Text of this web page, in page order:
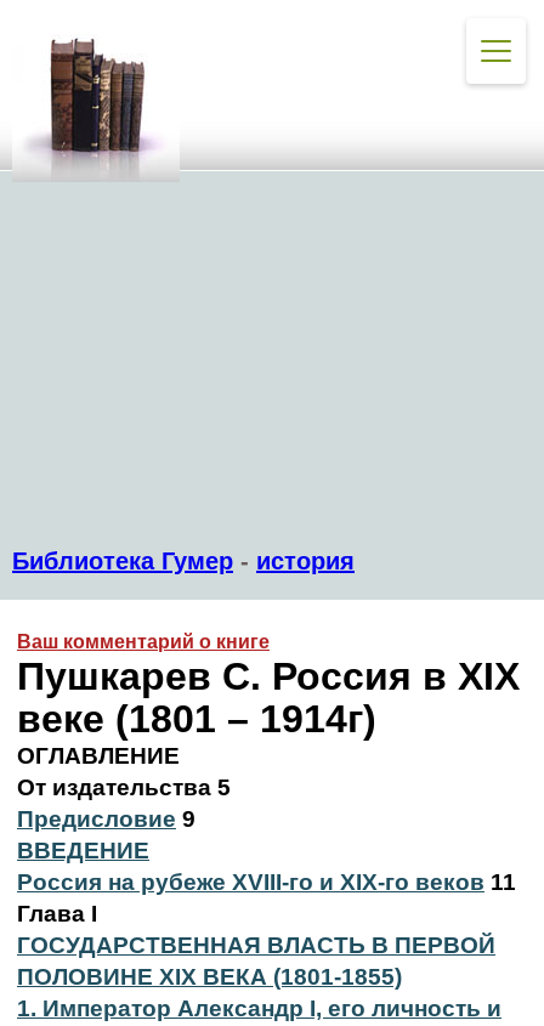
Библиотека Гумер - история
Ваш комментарий о книге
Пушкарев С. Россия в XIX
веке (1801 – 1914г)
ОГЛАВЛЕНИЕ
От издательства 5
Предисловие 9
ВВЕДЕНИЕ
Россия на рубеже XVIII-го и XIX-го веков 11
Глава I
ГОСУДАРСТВЕННАЯ ВЛАСТЬ В ПЕРВОЙ
ПОЛОВИНЕ XIX ВЕКА (1801-1855)
1. Император Александр I, его личность и